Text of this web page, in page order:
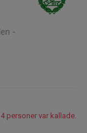
-
personer var kallade.